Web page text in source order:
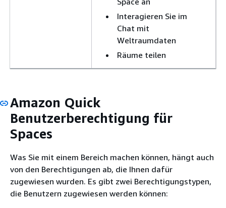
Interagieren Sie im
Chat mit
Weltraumdaten
Räume teilen
Amazon Quick
Benutzerberechtigung für
Spaces
Was Sie mit einem Bereich machen können, hängt auch
von den Berechtigungen ab, die Ihnen dafür
zugewiesen wurden. Es gibt zwei Berechtigungstypen,
die Benutzern zugewiesen werden können: